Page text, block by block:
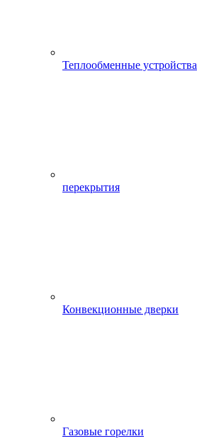
Теплообменные устройства
перекрытия
Конвекционные дверки
Газовые горелки